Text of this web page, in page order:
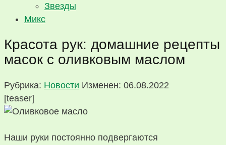
Звезды
Микс
Красота рук: домашние рецепты
масок с оливковым маслом
Рубрика: Новости Изменен: 06.08.2022
[teaser]
Наши руки постоянно подвергаются